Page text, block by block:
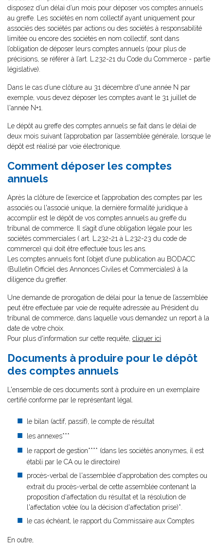
disposez d’un délai d’un mois pour déposer vos comptes annuels
au greffe. Les sociétés en nom collectif ayant uniquement pour
associés des sociétés par actions ou des sociétés à responsabilité
limitée ou encore des sociétés en nom collectif, sont dans
l’obligation de déposer leurs comptes annuels (pour plus de
précisions, se référer à l’art. L.232-21 du Code du Commerce - partie
législative).
Dans le cas d’une clôture au 31 décembre d'une année N par
exemple, vous devez déposer les comptes avant le 31 juillet de
l'année N+1.
Le dépôt au greffe des comptes annuels se fait dans le délai de
deux mois suivant l’approbation par l’assemblée générale, lorsque le
dépôt est réalisé par voie électronique.
Comment déposer les comptes
annuels
Après la clôture de l’exercice et l’approbation des comptes par les
associés ou l'associé unique, la dernière formalité juridique à
accomplir est le dépôt de vos comptes annuels au greffe du
tribunal de commerce. Il s’agit d’une obligation légale pour les
sociétés commerciales ( art. L.232-21 à L.232-23 du code de
commerce) qui doit être effectuée tous les ans.
Les comptes annuels font l’objet d’une publication au BODACC
(Bulletin Officiel des Annonces Civiles et Commerciales) à la
diligence du greffier.
Une demande de prorogation de délai pour la tenue de l’assemblée
peut être effectuée par voie de requête adressée au Président du
tribunal de commerce, dans laquelle vous demandez un report à la
date de votre choix.
Pour plus d'information sur cette requête, cliquer ici
Documents à produire pour le dépôt
des comptes annuels
L'ensemble de ces documents sont à produire en un exemplaire
certifié conforme par le représentant légal.
le bilan (actif, passif), le compte de résultat
les annexes***
le rapport de gestion**** (dans les sociétés anonymes, il est
établi par le CA ou le directoire)
procès-verbal de l'assemblée d'approbation des comptes ou
extrait du procès-verbal de cette assemblée contenant la
proposition d'affectation du résultat et la résolution de
l'affectation votée (ou la décision d'affectation prise)*.
le cas échéant, le rapport du Commissaire aux Comptes
En outre,